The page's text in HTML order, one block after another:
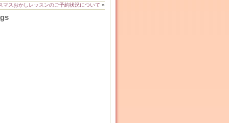
マスおかしレッスンのご予約状況について »